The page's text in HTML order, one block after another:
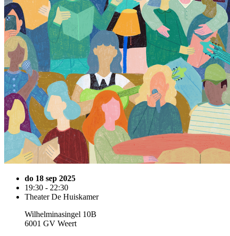
do 18 sep 2025
19:30 - 22:30
Theater De Huiskamer
Wilhelminasingel 10B
6001 GV Weert